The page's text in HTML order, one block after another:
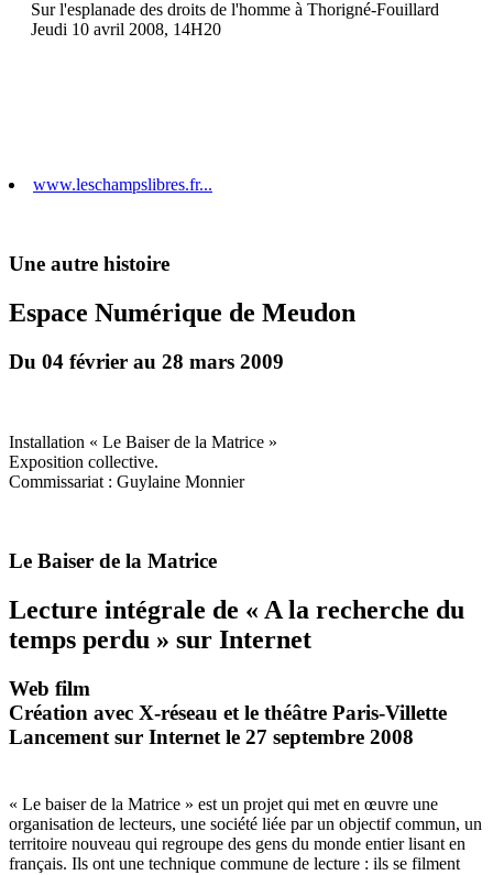
Sur l'esplanade des droits de l'homme à Thorigné-Fouillard
Jeudi 10 avril 2008, 14H20
www.leschampslibres.fr...
Une autre histoire
Espace Numérique de Meudon
Du 04 février au 28 mars 2009
Installation « Le Baiser de la Matrice »
Exposition collective.
Commissariat : Guylaine Monnier
Le Baiser de la Matrice
Lecture intégrale de « A la recherche du
temps perdu » sur Internet
Web film
Création avec X-réseau et le théâtre Paris-Villette
Lancement sur Internet le 27 septembre 2008
« Le baiser de la Matrice » est un projet qui met en œuvre une
organisation de lecteurs, une société liée par un objectif commun, un
territoire nouveau qui regroupe des gens du monde entier lisant en
français. Ils ont une technique commune de lecture : ils se filment